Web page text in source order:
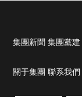
集團新聞 集團黨建
關于集團 聯系我們